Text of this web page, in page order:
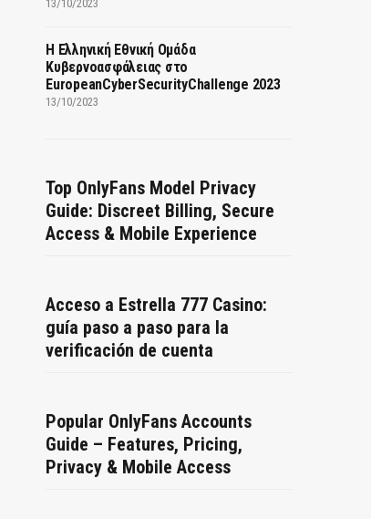
13/10/2023
Η Ελληνική Εθνική Ομάδα
Κυβερνοασφάλειας στο
EuropeanCyberSecurityChallenge 2023
13/10/2023
Top OnlyFans Model Privacy
Guide: Discreet Billing, Secure
Access & Mobile Experience
Acceso a Estrella 777 Casino:
guía paso a paso para la
verificación de cuenta
Popular OnlyFans Accounts
Guide – Features, Pricing,
Privacy & Mobile Access